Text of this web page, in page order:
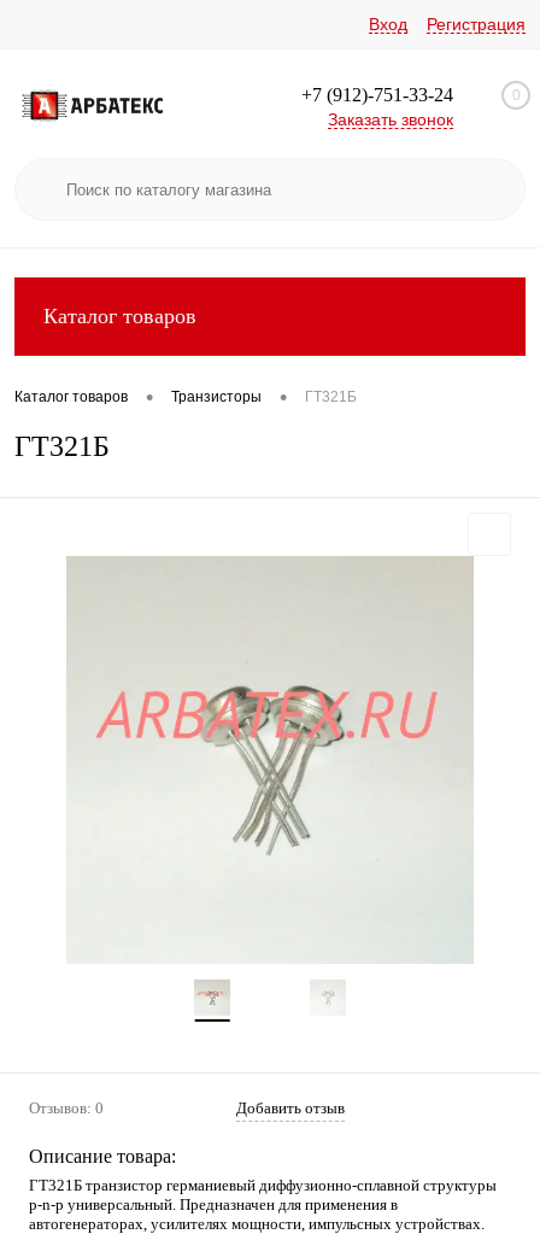
Вход Регистрация
+7 (912)-751-33-24
Заказать звонок
0
Каталог товаров
Каталог товаров • Транзисторы • ГТ321Б
ГТ321Б
Отзывов: 0 Добавить отзыв
Описание товара:
ГТ321Б транзистор германиевый диффузионно-сплавной структуры
p-n-p универсальный. Предназначен для применения в
автогенераторах, усилителях мощности, импульсных устройствах.